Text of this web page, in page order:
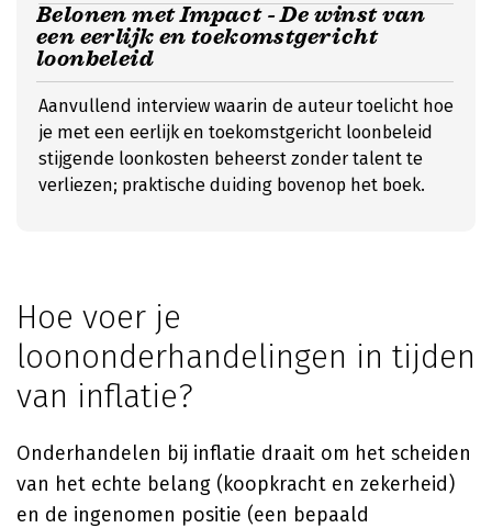
Belonen met Impact - De winst van
een eerlijk en toekomstgericht
loonbeleid
Aanvullend interview waarin de auteur toelicht hoe
je met een eerlijk en toekomstgericht loonbeleid
stijgende loonkosten beheerst zonder talent te
verliezen; praktische duiding bovenop het boek.
Hoe voer je
loononderhandelingen in tijden
van inflatie?
Onderhandelen bij inflatie draait om het scheiden
van het echte belang (koopkracht en zekerheid)
en de ingenomen positie (een bepaald